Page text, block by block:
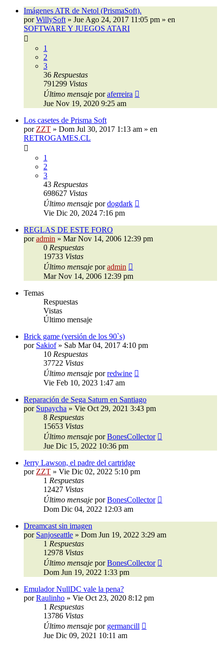
Imágenes ATR de Netol (PrismaSoft).
porWillySoft » Jue Ago 24, 2017 11:05 pm » en
SOFTWARE Y JUEGOS ATARI
1
2
3
36 Respuestas
791299 Vistas
Último mensaje poraferreira
Jue Nov 19, 2020 9:25 am
Los casetes de Prisma Soft
por ZZT » Dom Jul 30, 2017 1:13 am » en
RETROGAMES.CL
1
2
3
43 Respuestas
698627 Vistas
Último mensaje pordogdark
Vie Dic 20, 2024 7:16 pm
REGLAS DE ESTE FORO
poradmin » Mar Nov 14, 2006 12:39 pm
0 Respuestas
19733 Vistas
Último mensaje poradmin
Mar Nov 14, 2006 12:39 pm
Temas
Respuestas
Vistas
Último mensaje
Brick game (versión de los 90`s)
por Sakiof» Sab Mar 04, 2017 4:10 pm
10 Respuestas
37722 Vistas
Último mensaje porredwine
Vie Feb 10, 2023 1:47 am
Reparación de Sega Saturn en Santiago
por Supaycha » Vie Oct 29, 2021 3:43 pm
8 Respuestas
15653 Vistas
Último mensaje porBonesCollector
Jue Dic 15, 2022 10:36 pm
Jerry Lawson, el padre del cartridge
por ZZT » Vie Dic 02, 2022 5:10 pm
1 Respuestas
12427 Vistas
Último mensaje porBonesCollector
Dom Dic 04, 2022 12:03 am
Dreamcast sin imagen
por Sanjoseattle » Dom Jun 19, 2022 3:29 am
1 Respuestas
12978 Vistas
Último mensaje porBonesCollector
Dom Jun 19, 2022 1:33 pm
Emulador NullDC vale la pena?
porRaulinho » Vie Oct 23, 2020 8:12 pm
1 Respuestas
13786 Vistas
Último mensaje por germancill
Jue Dic 09, 2021 10:11 am